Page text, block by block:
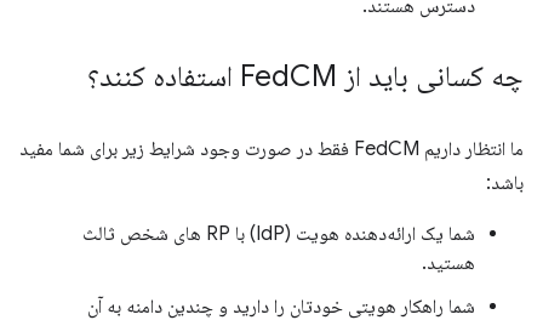
دسترس هستند.
چه کسانی باید از Fed CM استفاده کنند؟
ما انتظار داریم FedCM فقط در صورت وجود شرایط زیر برای شما مفید
باشد:
شما یک ارائه‌دهنده هویت (IdP) با RP های شخص ثالث
هستید.
شما راهکار هویتی خودتان را دارید و چندین دامنه به آن